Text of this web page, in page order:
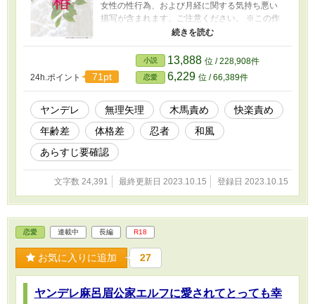
女性の性行為、および月経に関する気持ち悪い
描写が含まれます。ご注意ください。 ※この作
品は他サイトでも掲載しております。 ※表紙画
像は「かんたん表紙メーカー」様にて作成しま
24h.ポイント 71pt
小説 13,888 位 / 228,908件
恋愛 6,229 位 / 66,389件
ヤンデレ 無理矢理 木馬責め
快楽責め
年齢差
体格差 忍者
和風
あらすじ要確認
文字数 24,391 最終更新日 2023.10.15 登録日 2023.10.15
恋愛 連載中 長編 R18
お気に入りに追加 27
ヤンデレ麻呂眉公家エルフに愛されてとっても幸